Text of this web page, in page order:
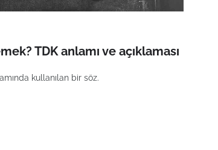
TDK anlamı ve açıklaması
kullanılan bir söz.